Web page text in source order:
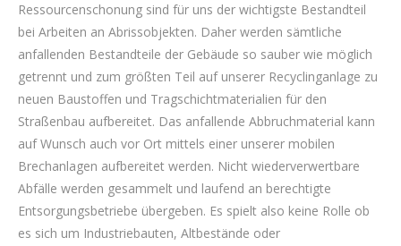
Ressourcenschonung sind für uns der wichtigste Bestandteil
bei Arbeiten an Abrissobjekten. Daher werden sämtliche
anfallenden Bestandteile der Gebäude so sauber wie möglich
getrennt und zum größten Teil auf unserer Recyclinganlage zu
neuen Baustoffen und Tragschichtmaterialien für den
Straßenbau aufbereitet. Das anfallende Abbruchmaterial kann
auf Wunsch auch vor Ort mittels einer unserer mobilen
Brechanlagen aufbereitet werden. Nicht wiederverwertbare
Abfälle werden gesammelt und laufend an berechtigte
Entsorgungsbetriebe übergeben. Es spielt also keine Rolle ob
es sich um Industriebauten, Altbestände oder